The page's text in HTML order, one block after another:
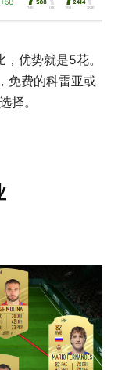
优势就是5花。
免费的科雷亚或
择。